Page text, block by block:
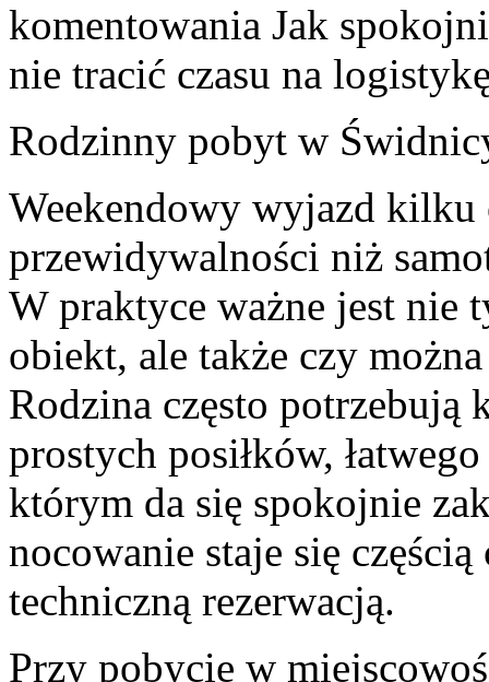
komentowania Jak
nie tracić czasu na
Rodzinny pobyt w
Weekendowy wyjazd kilku
przewidywalności niż
W praktyce ważne jest nie
obiekt, ale także czy
Rodzina często potrzebują
prostych posiłków,
którym da się spokojnie
nocowanie staje się
techniczną rezerwacją.
Przy pobycie w